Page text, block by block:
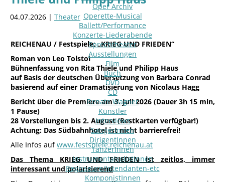
Oper Archiv
Operette-Musical
Ballett/Performance
Konzerte-Liederabende
Sprechtheater
Ausstellungen
Film
Buch
DVD
CD
Renate Wagner
Künstler
Interviews
SängerInnen
DirigentInnen
TänzerInnen
InstrumentalsolistInnen
Regisseure/Intendanten-etc
KomponistInnen
04.07.2026 | Theater
REICHENAU / Festspiele: „KRIEG UND FRIEDEN“
Roman von Leo Tolstoi
Bühnenfassung von Rita Thiele und Philipp Haus
auf Basis der deutschen Übersetzung von Barbara Conrad
basierend auf einer Dramatisierung von Nicolaus Hagg
Bericht über die Premiere am 3. Juli 2026 (Dauer 3h 15 min,
1 Pause)
28 Vorstellungen bis 2. August (Restkarten verfügbar!)
Achtung: Das Südbahnhotel ist nicht barrierefrei!
Alle Infos aufwww.festspiele.reichenau.at
Das Thema KRIEG UND FRIEDEN ist zeitlos, immer
interessant und polarisierend